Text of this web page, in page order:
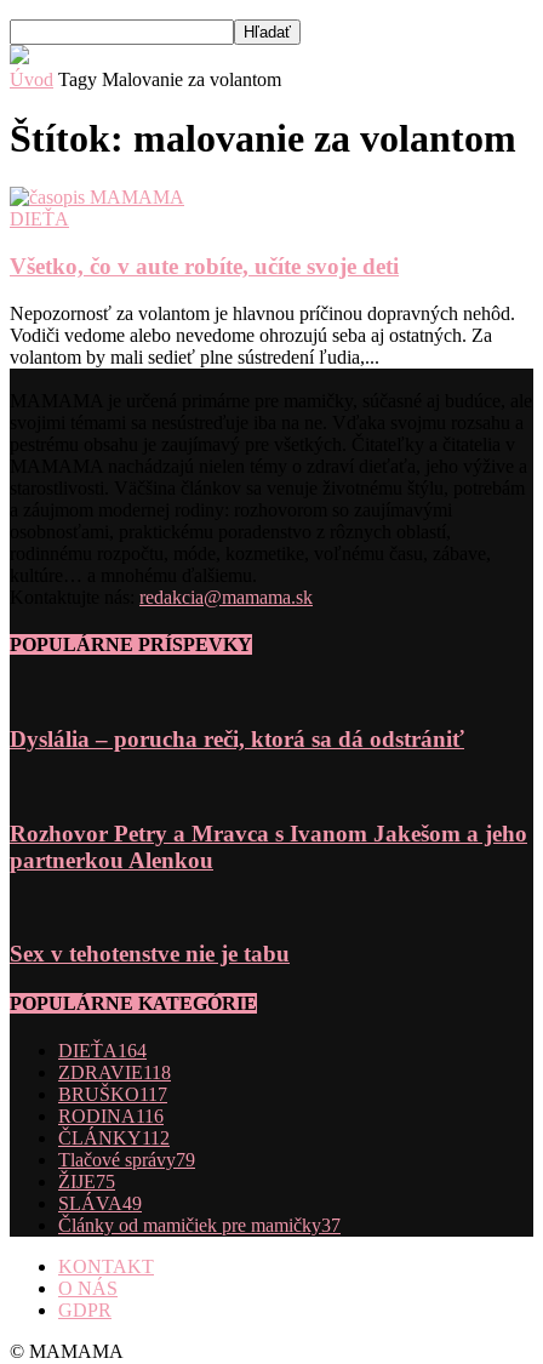
Úvod Tagy Malovanie za volantom
Štítok: malovanie za volantom
DIEŤA
Všetko, čo v aute robíte, učíte svoje deti
Nepozornosť za volantom je hlavnou príčinou dopravných nehôd.
Vodiči vedome alebo nevedome ohrozujú seba aj ostatných. Za
volantom by mali sedieť plne sústredení ľudia,...
redakcia@mamama.sk
POPULÁRNE PRÍSPEVKY
Dyslália – porucha reči, ktorá sa dá odstrániť
Rozhovor Petry a Mravca s Ivanom Jakešom a jeho
partnerkou Alenkou
Sex v tehotenstve nie je tabu
POPULÁRNE KATEGÓRIE
DIEŤA164
ZDRAVIE118
BRUŠKO117
RODINA116
ČLÁNKY112
Tlačové správy79
ŽIJE75
SLÁVA49
Články od mamičiek pre mamičky37
KONTAKT
O NÁS
GDPR
© MAMAMA